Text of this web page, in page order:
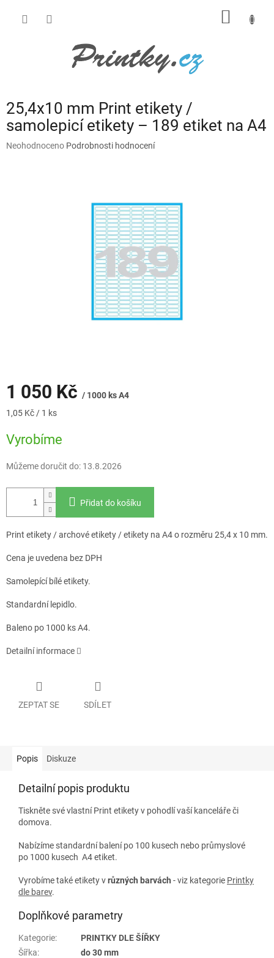
25,4x10 mm Print etikety /
samolepicí etikety – 189 etiket na A4
Průměrné
Neohodnoceno Podrobnosti hodnocení
1 050 Kč / 1000 ks A4
Měrná
1,05 Kč / 1 ks
Vyrobíme
Můžeme doručit do: 13.8.2026
Přidat do košíku
Print etikety / archové etikety / etikety na A4 o rozměru 25,4 x 10 mm.
Cena je uvedena bez DPH
Samolepící bílé etikety.
Standardní lepidlo.
Baleno po 1000 ks A4.
Detailní informace
ZEPTAT SE SDÍLET
Popis Diskuze
Detailní popis produktu
Tiskněte své vlastní Print etikety v pohodlí vaší kanceláře či
domova.
Nabízíme standardní balení po 100 kusech nebo průmyslové
po 1000 kusech A4 etiket.
Vyrobíme také etikety vrůzných barvách - viz kategorie Printky
dle barev.
Doplňkové parametry
Kategorie:
PRINTKY DLE ŠÍŘKY
Šířka:
do 30 mm